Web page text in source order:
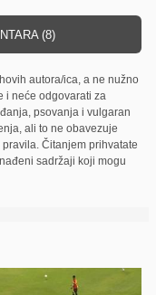
(8)
autora/ica, a ne nužno
i neće odgovarati za
psovanja i vulgaran
ali to ne obavezuje
Čitanjem prihvatate
sadržaji koji mogu